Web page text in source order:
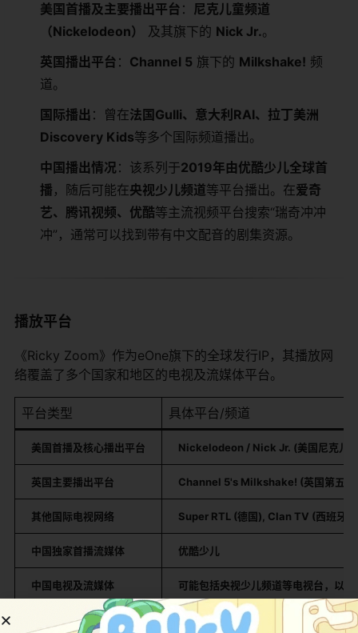
美国首播及主要播出平台 ： 尼克儿童频道
（Nickelodeon）
​ 及其旗下的 Nick Jr.。
英国播出平台 ： Channel 5 ​ 旗下的 Milkshake! ​ 频
道。
国际播出 ：曾在法国Gulli、意大利RAI、拉丁美洲
Discovery Kids等多个国际频道播出。
中国播出情况：该系列于2019年由优酷少儿全球首
播 ，随后可能在央视少儿频道等平台播出。在爱奇
艺、腾讯视频、优酷等主流视频平台搜索“瑞奇冲冲
冲”，通常可以找到带有中文配音的剧集资源。
播放平台
《Ricky Zoom》作为eOne旗下的全球发行IP，其播放网
络覆盖了多个国家和地区的电视及流媒体平台。
平台类型 具体平台/频道
美国首播及核心播出平台 Nickelodeon / Nick Jr. (美国尼克儿
英国主要播出平台 Channel 5's Milkshake! (英国第五
其他国际电视网络 Super RTL (德国), Clan TV (西班牙
中国独家首播流媒体 优酷少儿
中国电视及流媒体 可能包括央视少儿频道等电视台，以
家庭媒体与点播 可能通过Amazon Prime Video,